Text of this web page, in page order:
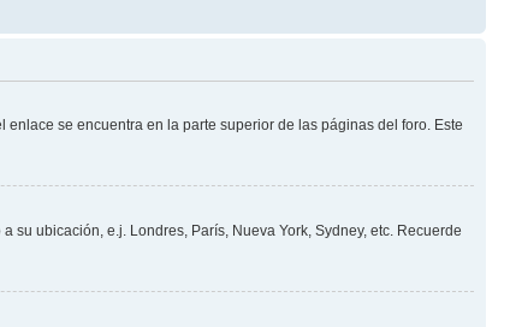
se encuentra en la parte superior de las páginas del foro. Este
ubicación, e.j. Londres, París, Nueva York, Sydney, etc. Recuerde